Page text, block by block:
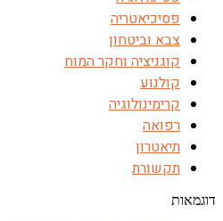
פסיכיאטריה
צבא וביטחון
קוגניציה וחקר המוח
קולנוע
קרימינולוגיה
רפואה
תיאטרון
תקשורת
דוגמאות